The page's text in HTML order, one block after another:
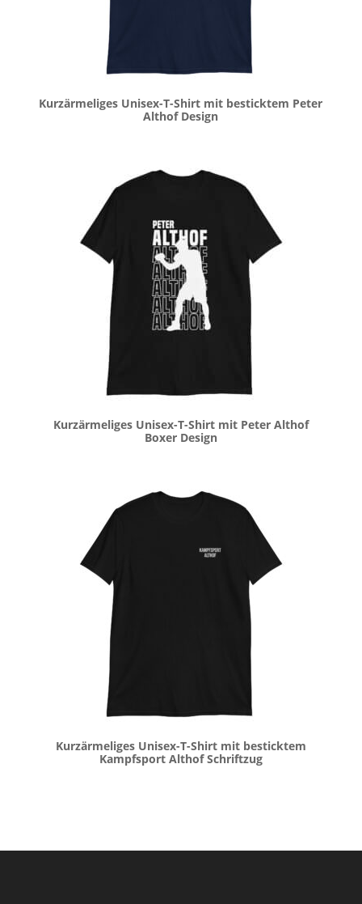
Kurzärmeliges Unisex-T-Shirt mit besticktem Peter
Althof Design
Kurzärmeliges Unisex-T-Shirt mit Peter Althof
Boxer Design
Kurzärmeliges Unisex-T-Shirt mit besticktem
Kampfsport Althof Schriftzug